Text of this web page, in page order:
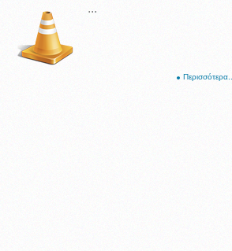
...
Περισσότερα...